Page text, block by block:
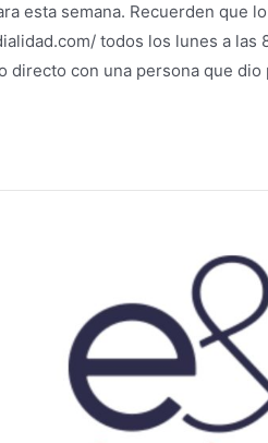
esta semana. Recuerden que
todos los lunes a las
directo con una persona que dio